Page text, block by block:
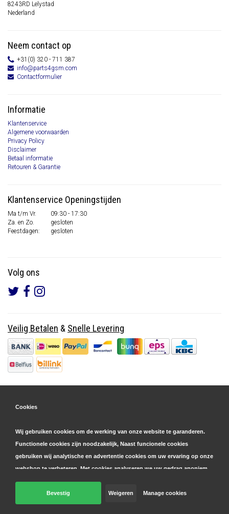
8243RD Lelystad
Nederland
Neem contact op
+31(0) 320 - 711 387
info@parts4gsm.com
Contactformulier
Informatie
Klantenservice
Algemene voorwaarden
Privacy Policy
Disclaimer
Betaal informatie
Retouren & Garantie
Klantenservice Openingstijden
Ma t/m Vr.
09:30 - 17:30
Za. en Zo.
gesloten
Feestdagen:
gesloten
Volg ons
Veilig Betalen & Snelle Levering
© Copyright 2026 Parts4GSM - Design byWebdinge.nl
Cookies
Wij gebruiken cookies om de werking van onze website te garanderen.
Functionele cookies zijn noodzakelijk, Naast funcionele cookies
gebruiken wij analytische en advertentie cookies om uw ervaring op onze
webshop te verbeteren. Met cookies analyseren we uw gedrag anoniem,
zowel binnen als buiten onze website, om onze diensten te
personaliseren en advertenties te tonen. Lees hier meer over in onze
cookie- en privacyverklaring. Klik op 'bevestigen' om akkoord te gaan
Bevestig Weigeren Manage cookies